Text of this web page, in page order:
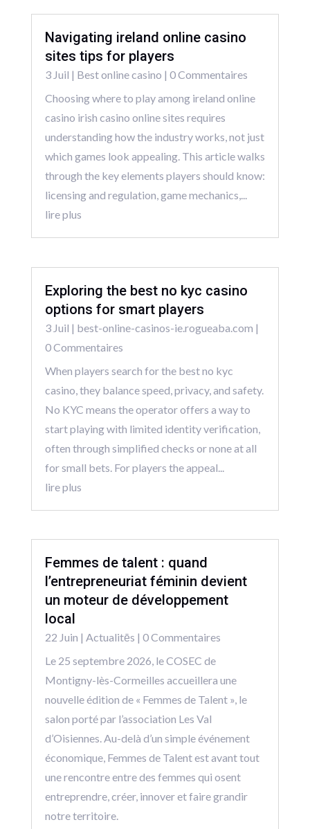
Navigating ireland online casino
sites tips for players
3 Juil | Best online casino | 0 Commentaires
Choosing where to play among ireland online
casino irish casino online sites requires
understanding how the industry works, not just
which games look appealing. This article walks
through the key elements players should know:
licensing and regulation, game mechanics,...
lire plus
Exploring the best no kyc casino
options for smart players
3 Juil | best-online-casinos-ie.rogueaba.com |
0 Commentaires
When players search for the best no kyc
casino, they balance speed, privacy, and safety.
No KYC means the operator offers a way to
start playing with limited identity verification,
often through simplified checks or none at all
for small bets. For players the appeal...
lire plus
Femmes de talent : quand
l’entrepreneuriat féminin devient
un moteur de développement
local
22 Juin | Actualitēs | 0 Commentaires
Le 25 septembre 2026, le COSEC de
Montigny-lès-Cormeilles accueillera une
nouvelle édition de « Femmes de Talent », le
salon porté par l’association Les Val
d’Oisiennes. Au-delà d’un simple événement
économique, Femmes de Talent est avant tout
une rencontre entre des femmes qui osent
entreprendre, créer, innover et faire grandir
notre territoire.